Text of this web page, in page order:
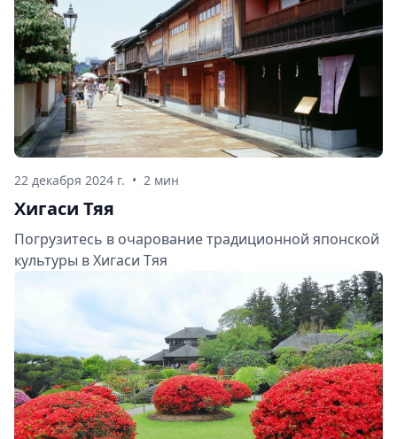
22 декабря 2024 г. • 2 мин
Хигаси Тяя
Погрузитесь в очарование традиционной японской
культуры в Хигаси Тяя